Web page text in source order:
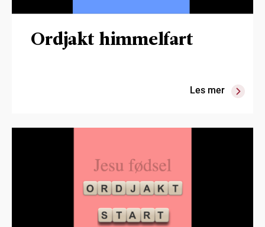
Ordjakt himmelfart
Les mer